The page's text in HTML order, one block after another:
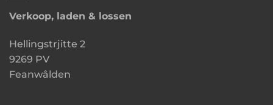
Verkoop, laden & lossen
Hellingstrjitte 2
9269 PV
Feanwâlden